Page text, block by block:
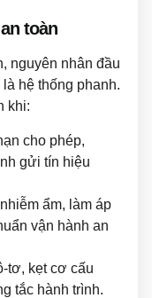
toàn
nguyên nhân đầu
hệ thống phanh.
khi:
cho phép,
gửi tín hiệu
ẩm, làm áp
vận hành an
tơ, kẹt cơ cấu
tắc hành trình.